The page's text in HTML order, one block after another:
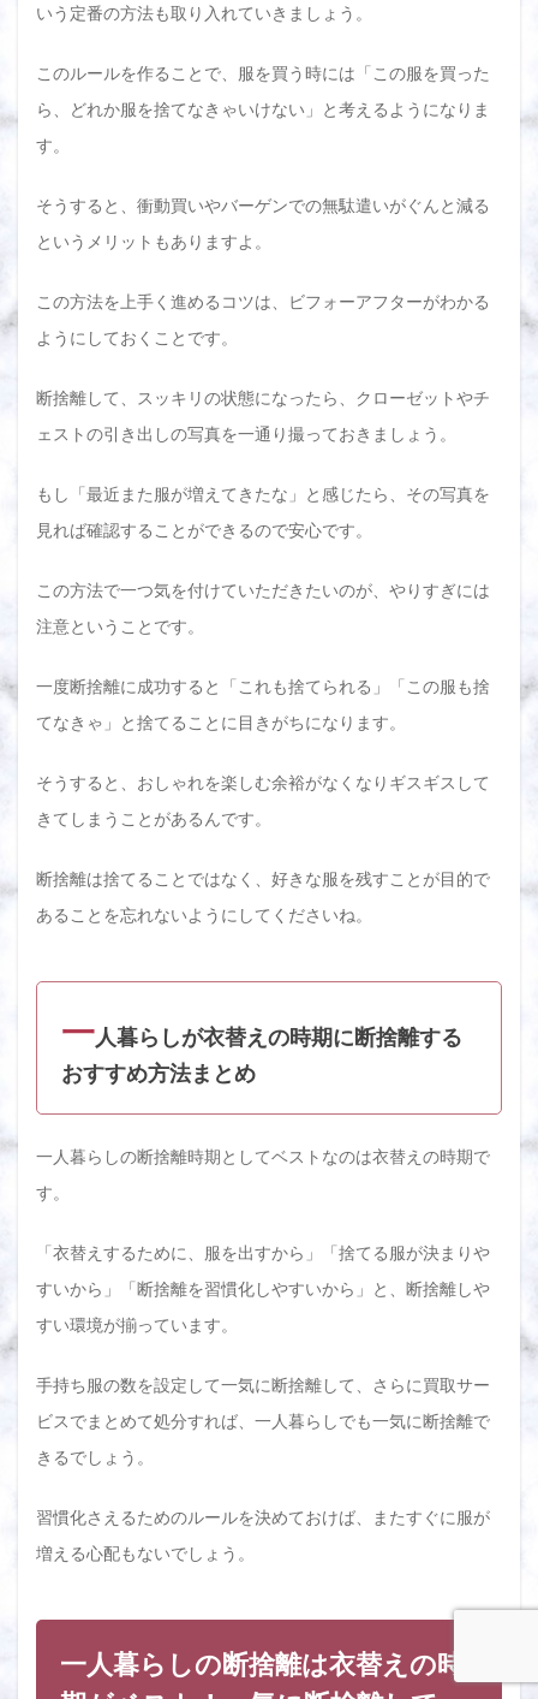
いう定番の方法も取り入れていきましょう。
このルールを作ることで、服を買う時には「この服を買った
ら、どれか服を捨てなきゃいけない」と考えるようになりま
す。
そうすると、衝動買いやバーゲンでの無駄遣いがぐんと減る
というメリットもありますよ。
この方法を上手く進めるコツは、ビフォーアフターがわかる
ようにしておくことです。
断捨離して、スッキリの状態になったら、クローゼットやチ
ェストの引き出しの写真を一通り撮っておきましょう。
もし「最近また服が増えてきたな」と感じたら、その写真を
見れば確認することができるので安心です。
この方法で一つ気を付けていただきたいのが、やりすぎには
注意ということです。
一度断捨離に成功すると「これも捨てられる」「この服も捨
てなきゃ」と捨てることに目きがちになります。
そうすると、おしゃれを楽しむ余裕がなくなりギスギスして
きてしまうことがあるんです。
断捨離は捨てることではなく、好きな服を残すことが目的で
あることを忘れないようにしてくださいね。
一人暮らしが衣替えの時期に断捨離する
おすすめ方法まとめ
一人暮らしの断捨離時期としてベストなのは衣替えの時期で
す。
「衣替えするために、服を出すから」「捨てる服が決まりや
すいから」「断捨離を習慣化しやすいから」と、断捨離しや
すい環境が揃っています。
手持ち服の数を設定して一気に断捨離して、さらに買取サー
ビスでまとめて処分すれば、一人暮らしでも一気に断捨離で
きるでしょう。
習慣化さえるためのルールを決めておけば、またすぐに服が
増える心配もないでしょう。
一人暮らしの断捨離は衣替えの時